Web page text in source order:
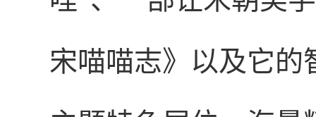
宋喵喵志》以及它